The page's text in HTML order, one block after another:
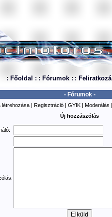
: Főoldal : : Fórumok : :
- Fórumok -
létrehozása | Regisztráció | GYIK | Moderálás |
Új hozzászólás